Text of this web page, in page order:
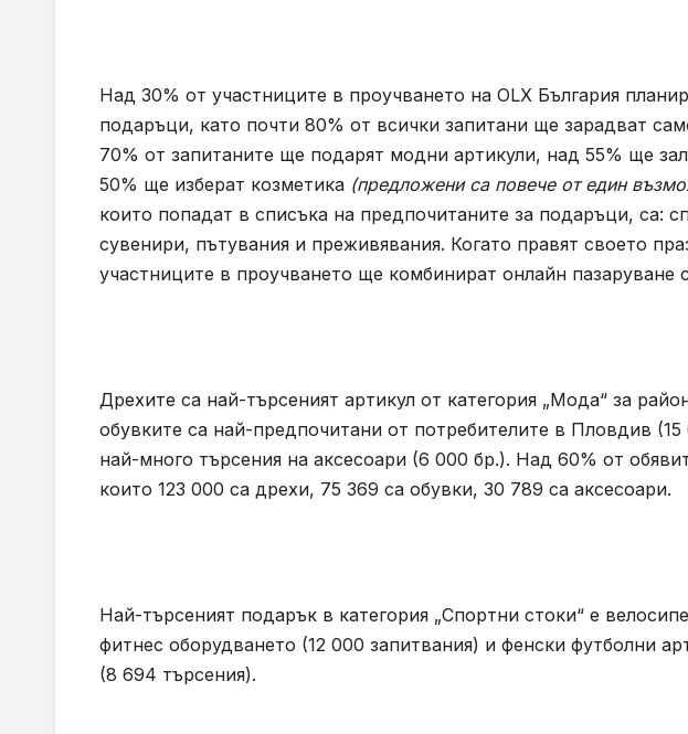
Над 30% от участниците в проучването на OLX България
подаръци, като почти 80% от всички запитани ще зарадват
70% от запитаните ще подарят модни артикули, над 55% ще
50% ще изберат козметика (предложени са повече от един
които попадат в списъка на предпочитаните за подаръци, са:
сувенири, пътувания и преживявания. Когато правят своето
участниците в проучването ще комбинират онлайн пазаруване
Дрехите са най-търсеният артикул от категория „Мода“ за
обувките са най-предпочитани от потребителите в Пловдив
най-много търсения на аксесоари (6 000 бр.). Над 60% от
които 123 000 са дрехи, 75 369 са обувки, 30 789 са аксесоари.
Най-търсеният подарък в категория „Спортни стоки“ е
фитнес оборудването (12 000 запитвания) и фенски футболни
(8 694 търсения).